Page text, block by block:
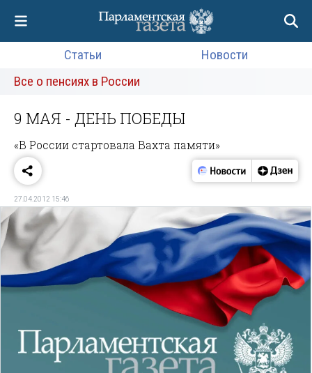
Статьи
Новости
Все о пенсиях в России
9 МАЯ - ДЕНЬ ПОБЕДЫ
«В России стартовала Вахта памяти»
27.04.2012 15:46